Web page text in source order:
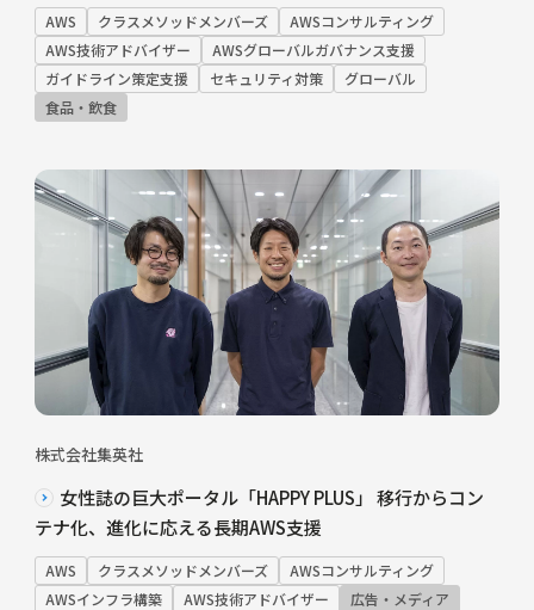
AWS クラスメソッドメンバーズ
AWSコンサルティング
AWS技術アドバイザー
AWSグローバルガバナンス支援
ガイドライン策定支援
セキュリティ対策
グローバル
食品・飲食
株式会社集英社
女性誌の巨大ポータル「HAPPY PLUS」 移行からコン
テナ化、進化に応える長期AWS支援
AWS クラスメソッドメンバーズ
AWSコンサルティング
AWSインフラ構築
AWS技術アドバイザー 広告・メディア